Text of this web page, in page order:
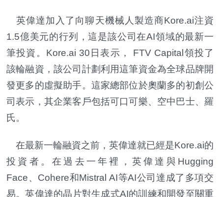
英偉達加入了向聊天機械人製造商Kore.ai注資
1.5億美元的行列，這是該公司在AI領域的最新一
筆投資。Kore.ai 30日表示， FTV Capital領投了
該輪融資，該公司計劃利用這筆資金為全球品牌開
發更多的虛擬助手。這家總部位於奧蘭多的初創公
司表示，其企業客戶包括可口可樂、空中巴士、羅
氏。
在最新一輪融資之前，英偉達就已經是Kore.ai的
投資者。在過去一年裡，英偉達與Hugging
Face、Cohere和Mistral AI等AI公司達成了多項交
易。英偉達的晶片對生成式AI的訓練和開發至關重